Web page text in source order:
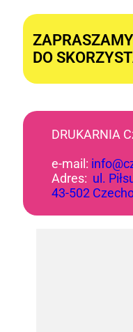
ZAPRASZAMY
DO
DRUKARNIA
e-mail:
Adres: ul.
43-502